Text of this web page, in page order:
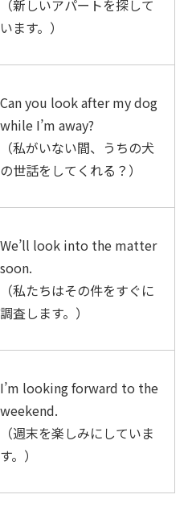
（新しいアパートを探して
います。）
Can you look after my dog
while I’m away?
（私がいない間、うちの犬
の世話をしてくれる？）
We’ll look into the matter
soon.
（私たちはその件をすぐに
調査します。）
I’m looking forward to the
weekend.
（週末を楽しみにしていま
す。）